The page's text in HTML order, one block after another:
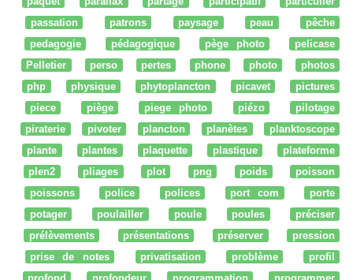
passation
patrons paysage peau
pêche
pedagogie
pédagogique pège photo
pelicase
Pelletier
perso pertes phone photo
photos
php
physique phytoplancton picavet
pictures
piece
piège piege photo piézo
pilotage
piraterie
pivoter plancton planètes
planktoscope
plante
plantes plaquette plastique
plateforme
plen2
pliages plot png poids
poisson
poissons
police polices port com
porte
potager
poulailler poule poules
préciser
prélèvements
présentations préserver
pression
prise de notes
privatisation problème
profil